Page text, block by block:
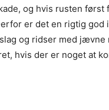
og hvis rusten først
er det en rigtig god
og ridser med jævne
hvis der er noget at